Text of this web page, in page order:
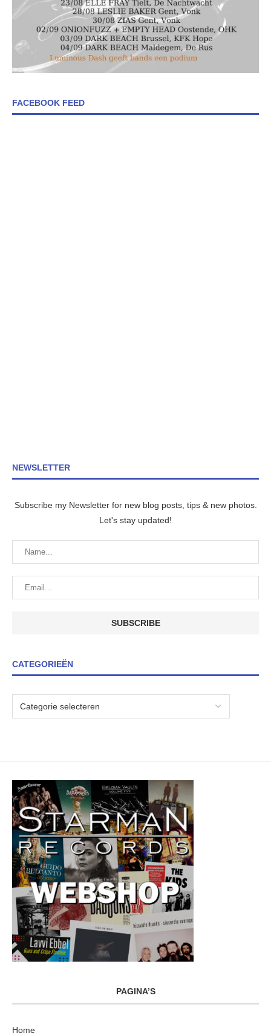
FACEBOOK FEED
NEWSLETTER
Subscribe my Newsletter for new blog posts, tips & new photos.
Let's stay updated!
CATEGORIEËN
PAGINA’S
Home